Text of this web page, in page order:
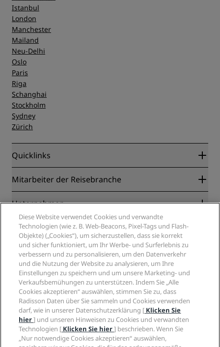
Istanbul
London
Manchester
Mailand
Neu-Delhi
Oslo
Paris
Riga
Schanghai
Stockholm
Sydney
Zürich
Quicklinks
Radisson Rewards
Blog
Neue und aufstrebende Hotels
Radisson Hotels APP
„Sports Approved“-Hotels
Familienfreundliche Hotels
Gesundheit & Sicherheit
Mitarbeiter der Reisebranche
Partner
Reisebüros
Unternehmen
Radisson Hotel Group
Medien
Karriere RHG
Karriere PPHE
Karrieren EHL
The Club by RHG
Entwicklungsmöglichkeiten
Responsible Business – Unser Engagement
Einkauf
Rechtliches
Privacy Centre
Rechtliche Hinweise
Radisson Rewards Geschäftsbedingungen
Website-Nutzungsvereinbarung
Digitale Barrierefreiheit
Moderne Sklaverei – Erklärung
Hilfe
Verbrauchermeldungen
Kontakt
FAQ
Inhaltsübersicht
Soziale Medien
Marken von Radisson Hotels
Diese Website verwendet Cookies und verwandte
Technologien (wie z. B. Web-Beacons, Pixel-Tags und Flash-
Objekte) („Cookies“), um sicherzustellen, dass sie korrekt
und sicher funktioniert, um Ihr Werbe- und Surferlebnis zu
verbessern und zu personalisieren, um den Datenverkehr
und die Nutzung der Website zu analysieren, um Ihre
Einstellungen zu speichern und um unsere Marketing- und
Verkaufsbemühungen zu unterstützen. Indem Sie „Alle
Cookies akzeptieren“ auswählen, stimmen Sie zu, dass
Radisson Daten über Sie sammeln und Cookies verwenden
darf, wie in unserer Datenschutzerklärung [ Klicken Sie
hier] und unseren Hinweisen zu Cookies und verwandten
Technologien [ Klicken Sie hier] beschrieben. Wenn Sie
„Nur notwendige Cookies akzeptieren“ auswählen,